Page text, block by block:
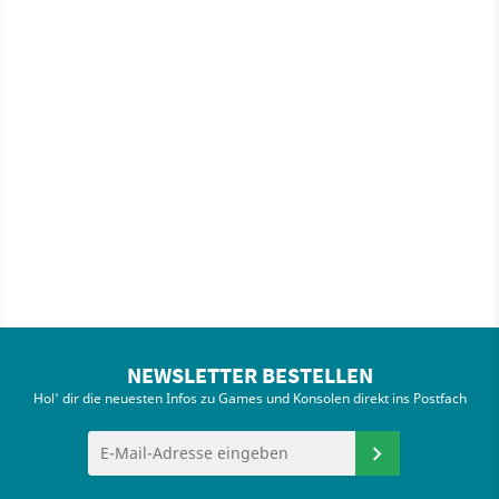
NEWSLETTER BESTELLEN
Hol' dir die neuesten Infos zu Games und Konsolen direkt ins Postfach